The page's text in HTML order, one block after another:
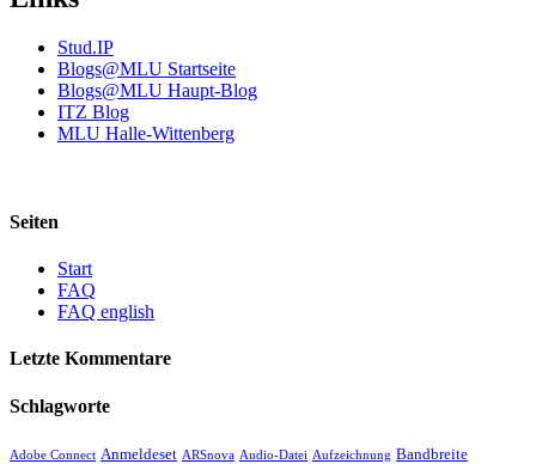
Stud.IP
Blogs@MLU Startseite
Blogs@MLU Haupt-Blog
ITZ Blog
MLU Halle-Wittenberg
Seiten
Start
FAQ
FAQ english
Letzte Kommentare
Schlagworte
Adobe Connect Anmeldeset ARSnova Audio-Datei Aufzeichnung Bandbreite